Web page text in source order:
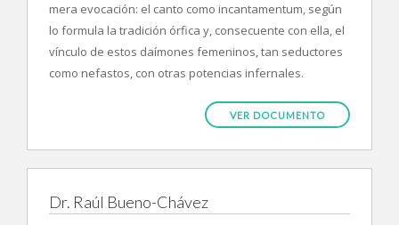
mera evocación: el canto como incantamentum, según
lo formula la tradición órfica y, consecuente con ella, el
vínculo de estos daímones femeninos, tan seductores
como nefastos, con otras potencias infernales.
VER DOCUMENTO
Dr. Raúl Bueno-Chávez